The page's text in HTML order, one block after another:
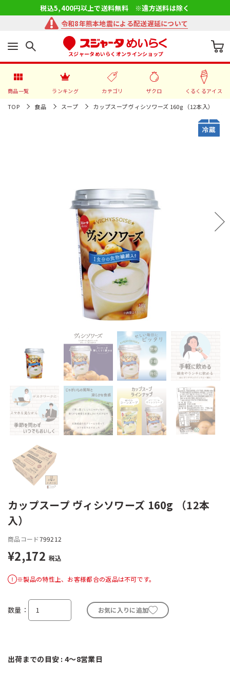
税込5,400円以上で送料無料 ※遠方送料は除く
令和8年熊本地震による配送遅延について
スジャータめいらくオンラインショップ
商品一覧 ランキング カテゴリ ザクロ くるくるアイス
TOP 食品 スープ カップスープ ヴィシソワーズ 160g （12本入）
カップスープ ヴィシソワーズ 160g （12本
入）
商品コード799212
¥2,172 税込
※製品の特性上、お客様都合の返品は不可です。
数量 お気に入りに追加
出荷までの目安 : 4～8営業日